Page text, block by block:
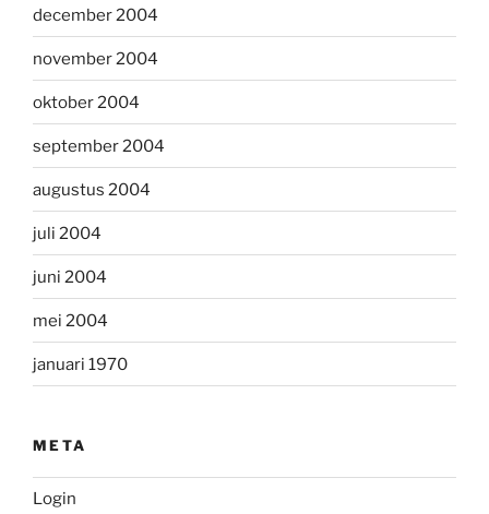
december 2004
november 2004
oktober 2004
september 2004
augustus 2004
juli 2004
juni 2004
mei 2004
januari 1970
META
Login